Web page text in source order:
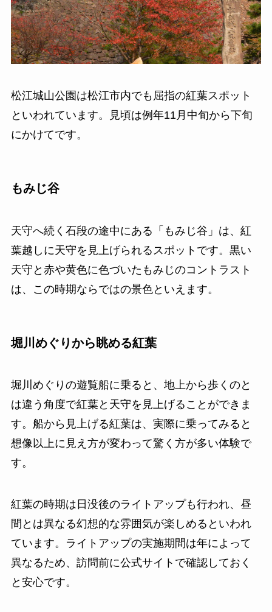
松江城山公園は松江市内でも屈指の紅葉スポット
といわれています。見頃は例年11月中旬から下旬
にかけてです。
もみじ谷
天守へ続く石段の途中にある「もみじ谷」は、紅
葉越しに天守を見上げられるスポットです。黒い
天守と赤や黄色に色づいたもみじのコントラスト
は、この時期ならではの景色といえます。
堀川めぐりから眺める紅葉
堀川めぐりの遊覧船に乗ると、地上から歩くのと
は違う角度で紅葉と天守を見上げることができま
す。船から見上げる紅葉は、実際に乗ってみると
想像以上に見え方が変わって驚く方が多い体験で
す。
紅葉の時期は日没後のライトアップも行われ、昼
間とは異なる幻想的な雰囲気が楽しめるといわれ
ています。ライトアップの実施期間は年によって
異なるため、訪問前に公式サイトで確認しておく
と安心です。